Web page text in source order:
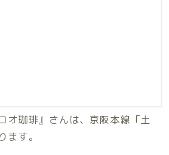
オ珈琲』さんは、京阪本線「土
ます。